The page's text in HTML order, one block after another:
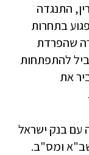
התנגדה
בתחרות
שהפרדת
להתפתחות
את
עם בנק ישראל
ומס"ב.